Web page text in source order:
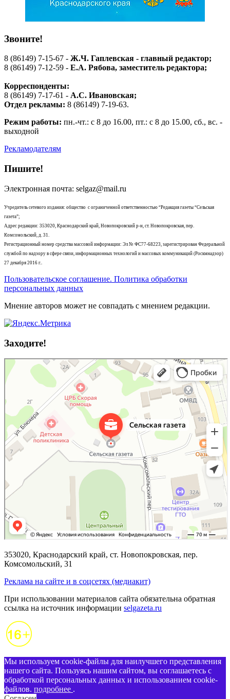
Звоните!
8 (86149) 7-15-67 - Ж.Ч. Гаплевская - главный редактор;
8 (86149) 7-12-59 - Е.А. Рябова, заместитель редактора;
Корреспонденты:
8 (86149) 7-17-61 - А.С. Ивановская;
Отдел рекламы: 8 (86149) 7-19-63.
Режим работы: пн.-чт.: с 8 до 16.00, пт.: с 8 до 15.00, сб., вс. -
выходной
Рекламодателям
Пишите!
Электронная почта: selgaz@mail.ru
Учредитель сетевого издания: общество с ограниченной ответственностью “Редакция газеты “Сельская
газета”;
Адрес редакции: 353020, Краснодарский край, Новопокровский р-н, ст. Новопокровская, пер.
Комсомольский, д. 31.
Регистрационный номер средства массовой информации: Эл № ФС77-68223, зарегистрирован Федеральной
службой по надзору в сфере связи, информационных технологий и массовых коммуникаций (Роскмнадзор)
27 декабря 2016 г..
Пользовательское соглашение. Политика обработки
персональных данных
Мнение авторов может не совпадать с мнением редакции.
Заходите!
353020, Краснодарский край, ст. Новопокровская, пер.
Комсомольский, 31
Реклама на сайте и в соцсетях (медиакит)
При использовании материалов сайта обязательна обратная
ссылка на источник информации selgazeta.ru
Мы используем cookie-файлы для наилучшего представления
нашего сайта. Пользуясь нашим сайтом, вы соглашаетесь с
обработкой персональных данных и использованием cookie-
файлов. подробнее .